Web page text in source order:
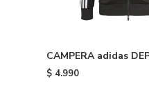
CAMPERA adidas
ORIGINALS - Black
$ 4.990